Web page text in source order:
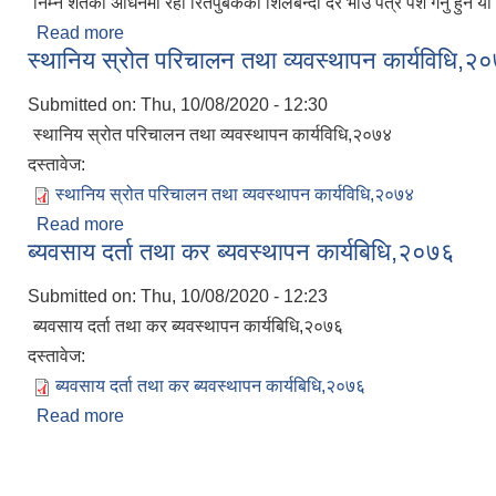
Read more
स्थानिय स्रोत परिचालन तथा व्यवस्थापन
Submitted on: Thu, 10/08/2020 - 12:30
स्थानिय स्रोत परिचालन तथा व्यवस्थापन कार्यविधि,२०७४
दस्तावेज:
स्थानिय स्रोत परिचालन तथा व्यवस्थापन कार्यविधि,२०७४
Read more
ब्यवसाय दर्ता तथा कर ब्यवस्थापन कार्यबिधि,२०७६
Submitted on: Thu, 10/08/2020 - 12:23
ब्यवसाय दर्ता तथा कर ब्यवस्थापन कार्यबिधि,२०७६
दस्तावेज:
ब्यवसाय दर्ता तथा कर ब्यवस्थापन कार्यबिधि,२०७६
Read more